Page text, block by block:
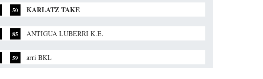
50 KARLATZ TAKE
85 ANTIGUA LUBERRI K.E.
59 arri BKL